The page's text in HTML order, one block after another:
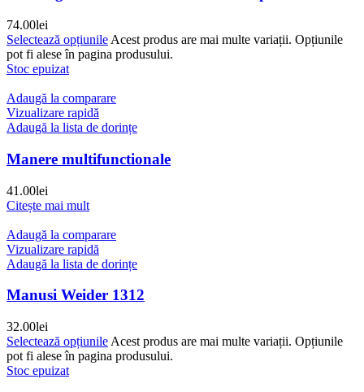
74.00lei
Selectează opțiunile Acest produs are mai multe variații. Opțiunile
pot fi alese în pagina produsului.
Stoc epuizat
Adaugă la comparare
Vizualizare rapidă
Adaugă la lista de dorințe
Manere multifunctionale
41.00lei
Citește mai mult
Adaugă la comparare
Vizualizare rapidă
Adaugă la lista de dorințe
Manusi Weider 1312
32.00lei
Selectează opțiunile Acest produs are mai multe variații. Opțiunile
pot fi alese în pagina produsului.
Stoc epuizat